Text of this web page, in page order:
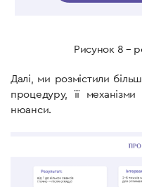
Рисунок 8 –
Далі, ми розмістили
процедуру, її механізми
нюанси.